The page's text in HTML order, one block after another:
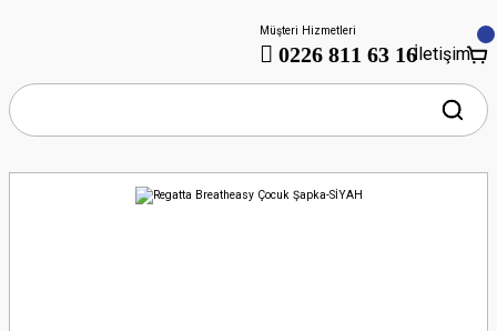
Müşteri Hizmetleri
0226 811 63 16İletişim